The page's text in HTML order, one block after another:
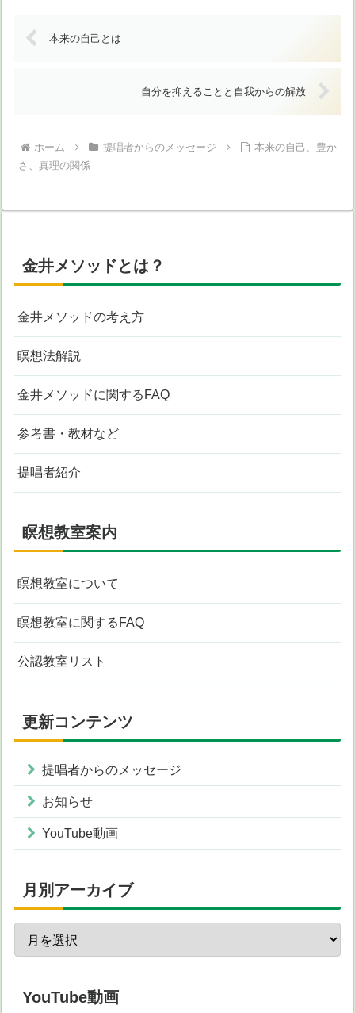
本来の自己とは
自分を抑えることと自我からの解放
ホーム 提唱者からのメッセージ
本来の自己、豊か
さ、真理の関係
金井メソッドとは？
金井メソッドの考え方
瞑想法解説
金井メソッドに関するFAQ
参考書・教材など
提唱者紹介
瞑想教室案内
瞑想教室について
瞑想教室に関するFAQ
公認教室リスト
更新コンテンツ
提唱者からのメッセージ
お知らせ
YouTube動画
月別アーカイブ
YouTube動画